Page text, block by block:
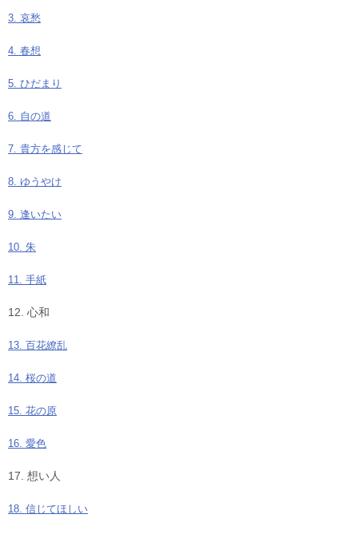
3. 哀愁
4. 春想
5. ひだまり
6. 自の道
7. 貴方を感じて
8. ゆうやけ
9. 逢いたい
10. 朱
11. 手紙
12. 心和
13. 百花繚乱
14. 桜の道
15. 花の原
16. 愛色
17. 想い人
18. 信じてほしい